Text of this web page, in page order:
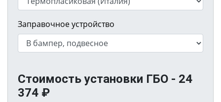
Заправочное устройство
Стоимость установки ГБО - 24
374 ₽